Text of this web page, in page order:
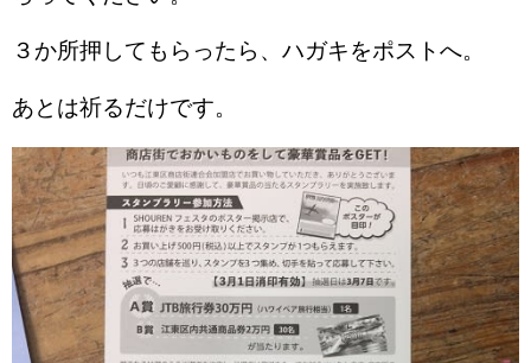
３か所押してもらったら、ハガキをポストへ。
あとは祈るだけです。